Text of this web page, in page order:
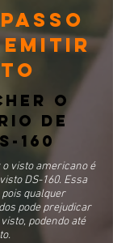
O
DE
160
visto americano é
DS-160. Essa
qualquer
pode prejudicar
podendo até